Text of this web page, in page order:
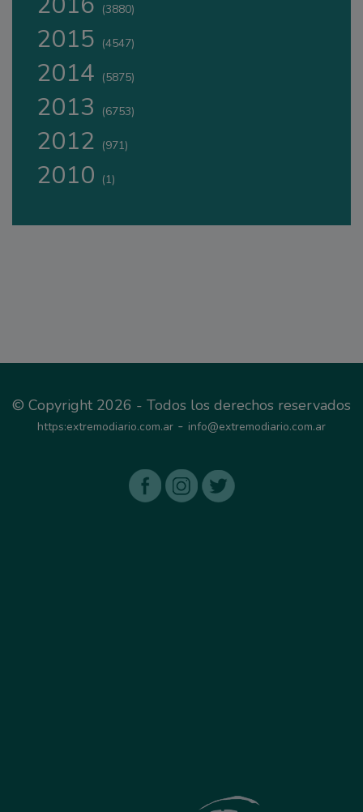
(3880)
2015 (4547)
2014 (5875)
2013 (6753)
2012 (971)
2010 (1)
© Copyright 2026 - Todos los derechos reservados
https:extremodiario.com.ar - info@extremodiario.com.ar